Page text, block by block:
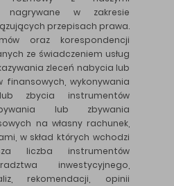
nagrywane w zakresie
przepisach prawa.
oraz korespondencji
ze świadczeniem usług
zleceń nabycia lub
finansowych, wykonywania
zbycia instrumentów
lub zbywania
na własny rachunek,
w skład których wchodzi
liczba instrumentów
inwestycyjnego,
rekomendacji, opinii